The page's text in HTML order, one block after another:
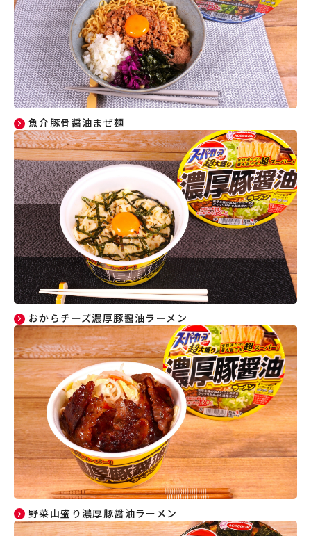
魚介豚骨醤油まぜ麺
おからチーズ濃厚豚醤油ラーメン
野菜山盛り濃厚豚醤油ラーメン